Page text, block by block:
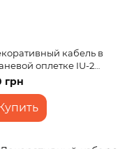
кабель в
оплетке IU-2
BL (1м)
грн